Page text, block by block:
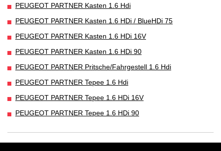
PEUGEOT PARTNER Kasten 1.6 Hdi
PEUGEOT PARTNER Kasten 1.6 HDi / BlueHDi 75
PEUGEOT PARTNER Kasten 1.6 HDi 16V
PEUGEOT PARTNER Kasten 1.6 HDi 90
PEUGEOT PARTNER Pritsche/Fahrgestell 1.6 Hdi
PEUGEOT PARTNER Tepee 1.6 Hdi
PEUGEOT PARTNER Tepee 1.6 HDi 16V
PEUGEOT PARTNER Tepee 1.6 HDi 90